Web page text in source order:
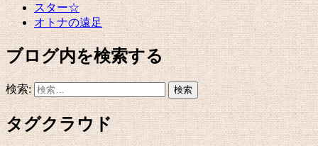
スター☆
オトナの遠足
ブログ内を検索する
検索:
タグクラウド